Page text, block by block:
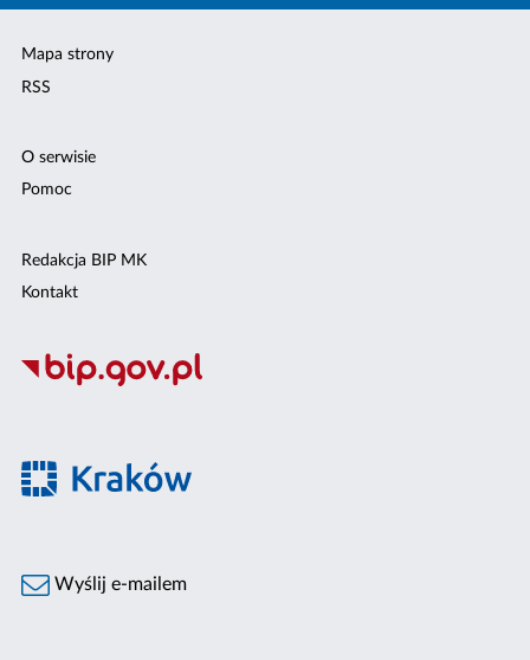
Mapa strony
RSS
O serwisie
Pomoc
Redakcja BIP MK
Kontakt
Wyślij e-mailem